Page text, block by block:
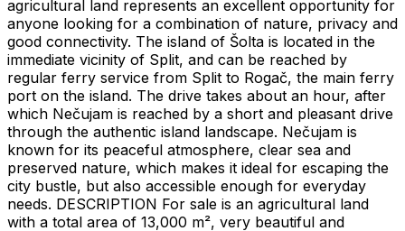
agricultural land represents an excellent opportunity for
anyone looking for a combination of nature, privacy and
good connectivity. The island of Šolta is located in the
immediate vicinity of Split, and can be reached by
regular ferry service from Split to Rogač, the main ferry
port on the island. The drive takes about an hour, after
which Nečujam is reached by a short and pleasant drive
through the authentic island landscape. Nečujam is
known for its peaceful atmosphere, clear sea and
preserved nature, which makes it ideal for escaping the
city bustle, but also accessible enough for everyday
needs. DESCRIPTION For sale is an agricultural land
with a total area of ​​13,000 m², very beautiful and